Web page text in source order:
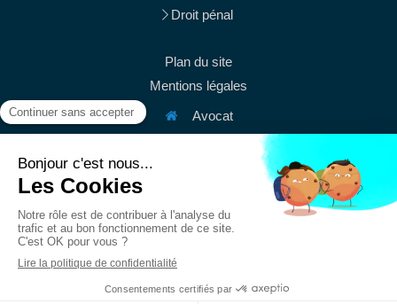
Droit pénal
Plan du site
Mentions légales
Avocat
38 rue du Mont Thabor
Afficher le téléphone
contact@mury-avocats.fr
DuLundiauVendredi